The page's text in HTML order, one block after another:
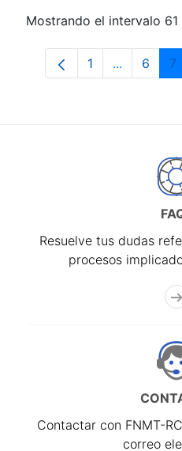
Mostrando el intervalo
Página
1 ...Páginas
Página
6 7
Resuelve tus dudas
procesos
Contactar con FNMT-
correo